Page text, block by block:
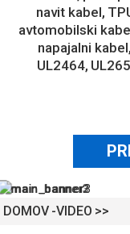
navit kabel
avtomobilski
napajalni kabel
UL2464
DOMOV VIDEO